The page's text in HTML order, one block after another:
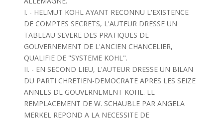
I. - HELMUT KOHL AYANT RECONNU L'EXISTENCE
DE COMPTES SECRETS, L'AUTEUR DRESSE UN
TABLEAU SEVERE DES PRATIQUES DE
GOUVERNEMENT DE L'ANCIEN CHANCELIER,
QUALIFIE DE "SYSTEME KOHL".
II. - EN SECOND LIEU, L'AUTEUR DRESSE UN BILAN
DU PARTI CHRETIEN-DEMOCRATE APRES LES SEIZE
ANNEES DE GOUVERNEMENT KOHL. LE
REMPLACEMENT DE W. SCHAUBLE PAR ANGELA
MERKEL REPOND A LA NECESSITE DE